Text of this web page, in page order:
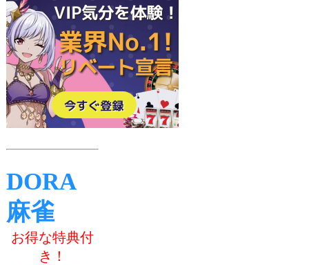
DORA
麻雀
お得な特典付
き！